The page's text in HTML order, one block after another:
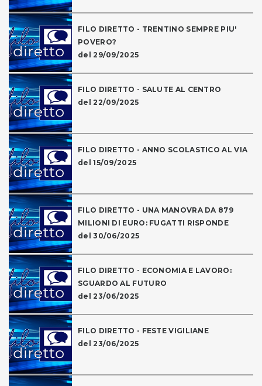
FILO DIRETTO - TRENTINO SEMPRE PIU'
POVERO?
del 29/09/2025
FILO DIRETTO - SALUTE AL CENTRO
del 22/09/2025
FILO DIRETTO - ANNO SCOLASTICO AL VIA
del 15/09/2025
FILO DIRETTO - UNA MANOVRA DA 879
MILIONI DI EURO: FUGATTI RISPONDE
del 30/06/2025
FILO DIRETTO - ECONOMIA E LAVORO:
SGUARDO AL FUTURO
del 23/06/2025
FILO DIRETTO - FESTE VIGILIANE
del 23/06/2025